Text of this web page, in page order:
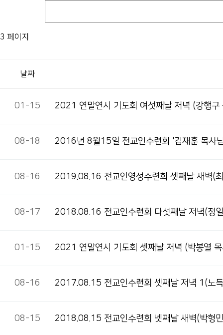
3 페이지
날짜
01-15 2021 연말연시 기도회 여섯째날 저녁(강행구
08-18 2016년 8월15일 전교인수련회 '김재훈 목사
08-16 2019.08.16 전교인영성수련회 셋째날 새벽(
08-17 2018.08.16 전교인수련회 다섯째날 저녁(정
01-15 2021 연말연시 기도회 셋째날 저녁 (박봉열
08-16 2017.08.15 전교인수련회 셋째날 저녁 1(노
08-15 2018.08.15 전교인수련회 넷째날 새벽(박형